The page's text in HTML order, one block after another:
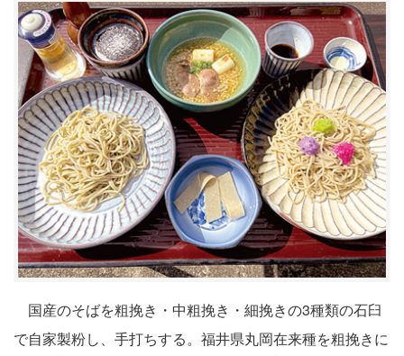
国産のそばを粗挽き・中粗挽き・細挽きの3種類の石臼
で自家製粉し、手打ちする。福井県丸岡在来種を粗挽きに